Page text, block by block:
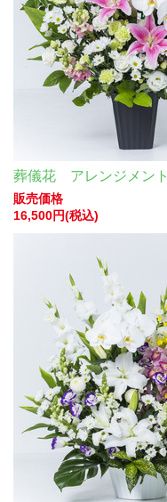
葬儀花 アレンジメント
販売価格
16,500円(税込)